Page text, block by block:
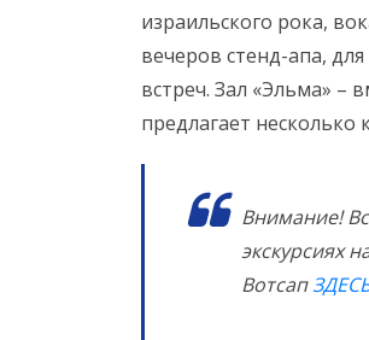
израильского рока,
вечеров стенд-апа,
встреч. Зал «Эльма» –
предлагает несколько
Внимание!
экскурсиях
Вотсап